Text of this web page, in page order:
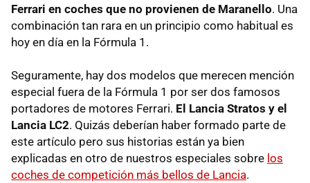
Ferrari en coches que no provienen de Maranello. Una
combinación tan rara en un principio como habitual es
hoy en día en la Fórmula 1.
Seguramente, hay dos modelos que merecen mención
especial fuera de la Fórmula 1 por ser dos famosos
portadores de motores Ferrari. El Lancia Stratos y el
Lancia LC2. Quizás deberían haber formado parte de
este artículo pero sus historias están ya bien
explicadas en otro de nuestros especiales sobre los
coches de competición más bellos de Lancia.